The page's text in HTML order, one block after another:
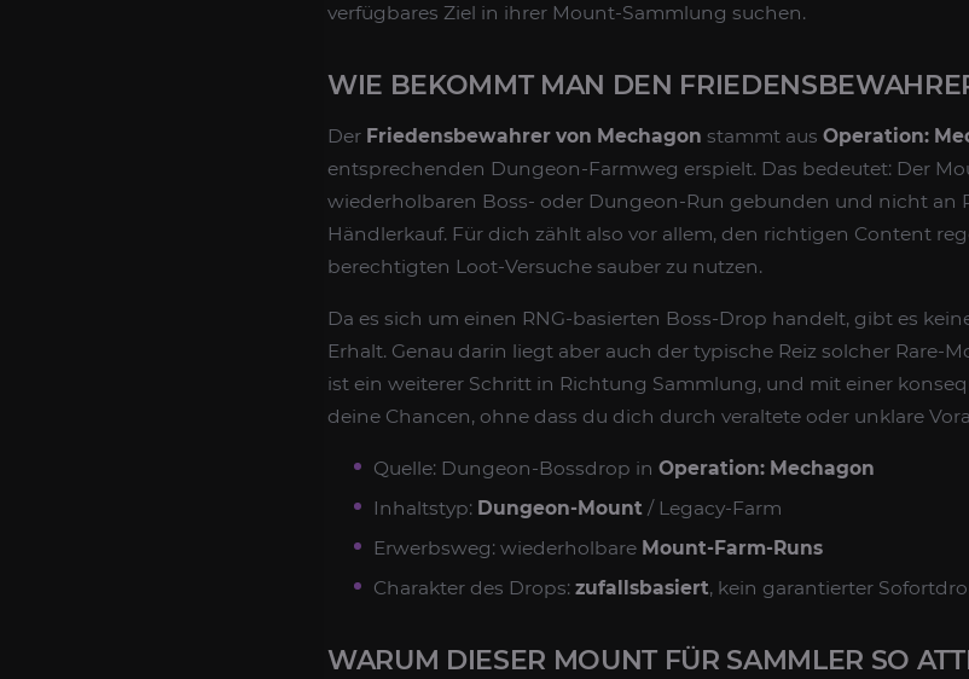
verfügbares Ziel in ihrer Mount-Sammlung suchen.
WIE BEKOMMT MAN DEN
Der Friedensbewahrer von Mechagon stammt aus Operation:
entsprechenden Dungeon-Farmweg erspielt. Das bedeutet: Der
wiederholbaren Boss- oder Dungeon-Run gebunden und nicht an
Händlerkauf. Für dich zählt also vor allem, den richtigen Content
berechtigten Loot-Versuche sauber zu nutzen.
Da es sich um einen RNG-basierten Boss-Drop handelt, gibt es
Erhalt. Genau darin liegt aber auch der typische Reiz solcher Rare-
ist ein weiterer Schritt in Richtung Sammlung, und mit einer
deine Chancen, ohne dass du dich durch veraltete oder unklare
Quelle: Dungeon-Bossdrop in Operation: Mechagon
Inhaltstyp: Dungeon-Mount / Legacy-Farm
Erwerbsweg: wiederholbare Mount-Farm-Runs
Charakter des Drops: zufallsbasiert, kein garantierter
WARUM DIESER MOUNT FÜR SAMMLER SO